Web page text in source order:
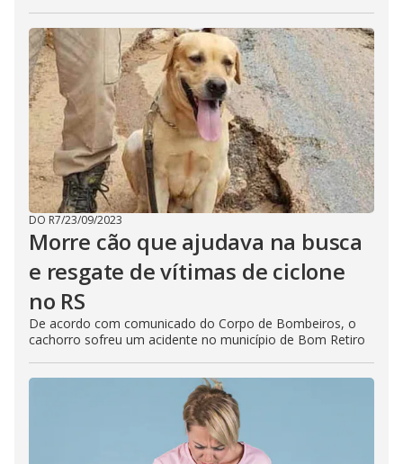
DO R7/23/09/2023
Morre cão que ajudava na busca
e resgate de vítimas de ciclone
no RS
De acordo com comunicado do Corpo de Bombeiros, o
cachorro sofreu um acidente no município de Bom Retiro